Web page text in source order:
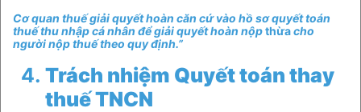
Cơ quan thuế giải quyết hoàn căn cứ vào hồ sơ quyết toán
thuế thu nhập cá nhân để giải quyết hoàn nộpthừacho
người nộp thuế theo quy định.”
Trách nhiệm Quyết toán thay
thuế TNCN